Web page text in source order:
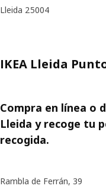
Lleida 25004
IKEA Lleida
Compra en línea o
Lleida y recoge tu
recogida.
Rambla de Ferrán, 39